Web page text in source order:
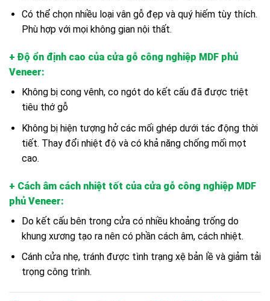
Có thể chọn nhiều loại vân gỗ đẹp và quý hiếm tùy thích.
Phù hợp với mọi không gian nội thất.
+ Độ ổn định cao của cửa gỗ công nghiệp MDF phủ
Veneer:
Không bị cong vênh, co ngót do kết cấu đã được triệt
tiêu thớ gỗ
Không bị hiện tượng hở các mối ghép dưới tác động thời
tiết. Thay đổi nhiệt độ và có khả năng chống mối mọt
cao.
+ Cách âm cách nhiệt tốt của cửa gỗ công nghiệp MDF
phủ Veneer:
Do kết cấu bên trong cửa có nhiều khoảng trống do
khung xương tạo ra nên có phần cách âm, cách nhiệt.
Cánh cửa nhẹ, tránh được tình trạng xệ bản lề và giảm tải
trọng công trình.